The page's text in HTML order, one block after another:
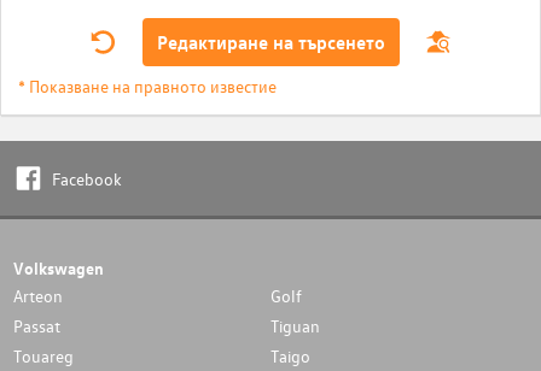
Редактиране на търсенето
* Показване на правното известие
Facebook
Volkswagen
Arteon
Golf
Passat
Tiguan
Touareg
Taigo